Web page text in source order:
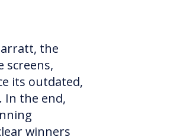
the
screens,
its outdated,
In the end,
winners